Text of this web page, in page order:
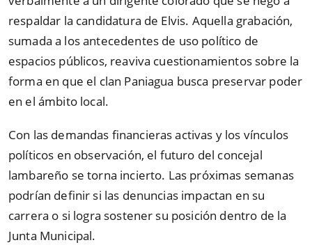
respaldar la candidatura de Elvis. Aquella grabación,
sumada a los antecedentes de uso político de
espacios públicos, reaviva cuestionamientos sobre la
forma en que el clan Paniagua busca preservar poder
en el ámbito local.
Con las demandas financieras activas y los vínculos
políticos en observación, el futuro del concejal
lambareño se torna incierto. Las próximas semanas
podrían definir si las denuncias impactan en su
carrera o si logra sostener su posición dentro de la
Junta Municipal.